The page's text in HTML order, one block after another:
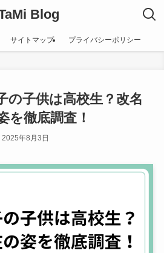
Blog
サイトマップ プライバシーポリシー
の子供は高校生？改名
を徹底調査！
2025年8月3日